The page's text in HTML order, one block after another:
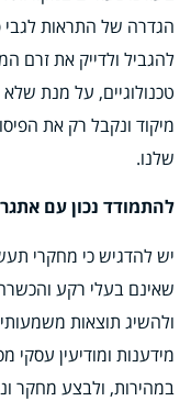
הגדרה של התראות לגבי
להגביל ולדייק את זרם
טכנולוגיים, על מנת
מיקוד ונקבל רק את
שלנו.
להתמודד נכון עם
יש להדגיש כי מחקרי
שאינם בעלי רקע
ולהשיג תוצאות
מידענות ומודיעין
במהירות, ולבצע מחקר